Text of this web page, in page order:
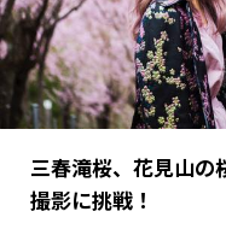
三春滝桜、花見山の
撮影に挑戦！